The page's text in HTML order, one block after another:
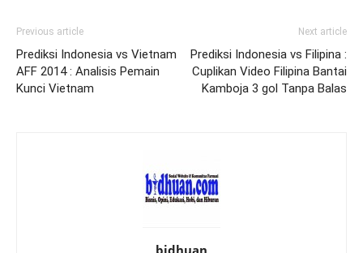
Previous article
Prediksi Indonesia vs Vietnam
AFF 2014 : Analisis Pemain
Kunci Vietnam
Next article
Prediksi Indonesia vs Filipina :
Cuplikan Video Filipina Bantai
Kamboja 3 gol Tanpa Balas
bidhuan